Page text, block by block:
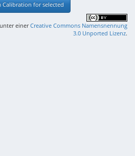
Calibration for selected
einerCreative Commons Namensnennung
3.0 Unported Lizenz.